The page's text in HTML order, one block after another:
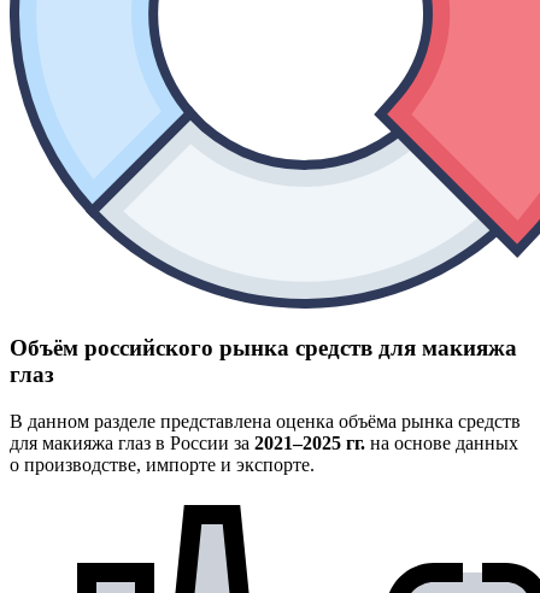
Объём российского рынка средств для макияжа
глаз
В данном разделе представлена оценка объёма рынка средств
для макияжа глаз в России за 2021–2025 гг. на основе данных
о производстве, импорте и экспорте.